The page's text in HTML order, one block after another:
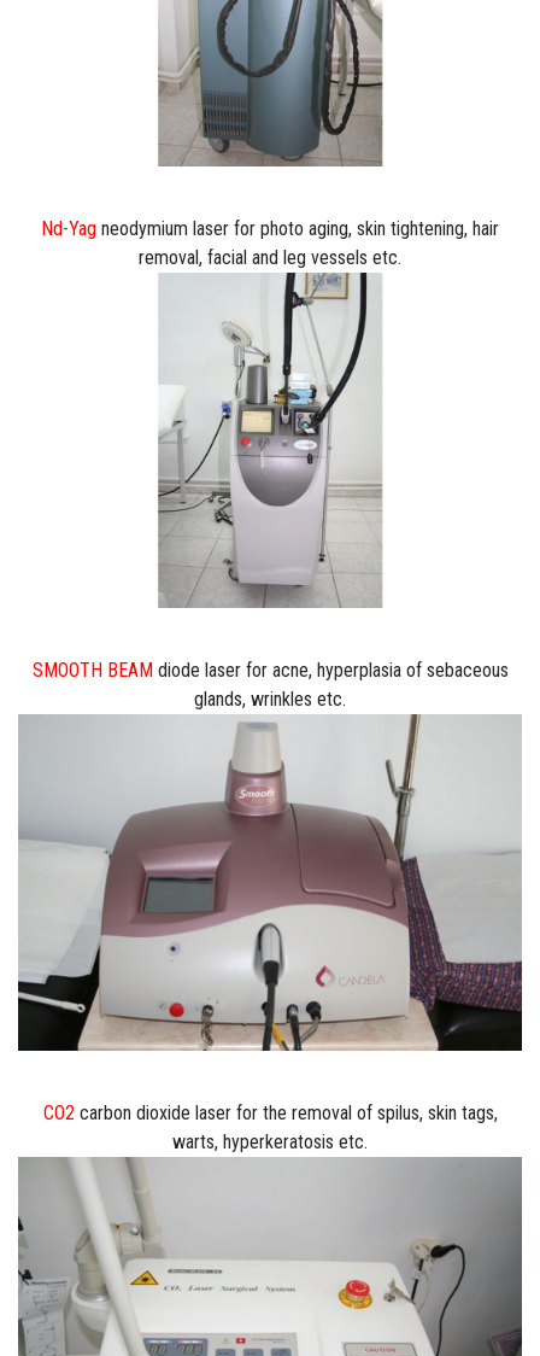
Nd-Yag neodymium laser for photo aging, skin tightening, hair
removal, facial and leg vessels etc.
SMOOTH BEAM diode laser for acne, hyperplasia of sebaceous
glands, wrinkles etc.
CO2carbon dioxide laser for the removal of spilus, skin tags,
warts, hyperkeratosis etc.